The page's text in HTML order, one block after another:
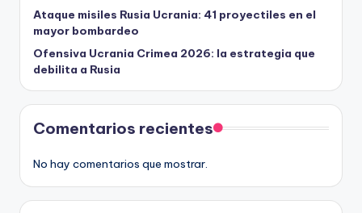
Ataque misiles Rusia Ucrania: 41 proyectiles en el
mayor bombardeo
Ofensiva Ucrania Crimea 2026: la estrategia que
debilita a Rusia
Comentarios recientes
No hay comentarios que mostrar.